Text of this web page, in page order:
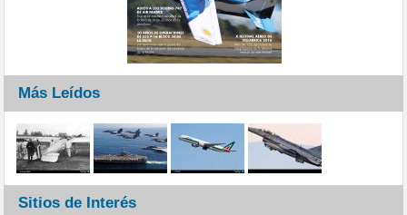
Más Leídos
Sitios de Interés